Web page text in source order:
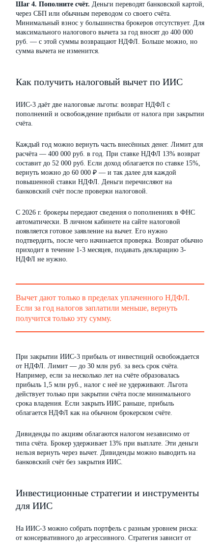
Шаг 4. Пополните счёт. Деньги переводят банковской картой,
через СБП или обычным переводом со своего счёта.
Минимальный взнос у большинства брокеров отсутствует. Для
максимального налогового вычета за год вносят до 400 000
руб. — с этой суммы возвращают НДФЛ. Больше можно, но
сумма вычета не изменится.
Как получить налоговый вычет по ИИС
ИИС-3 даёт две налоговые льготы: возврат НДФЛ с
пополнений и освобождение прибыли от налога при закрытии
счёта.
Каждый год можно вернуть часть внесённых денег. Лимит для
расчёта — 400 000 руб. в год. При ставке НДФЛ 13% возврат
составит до 52 000 руб. Если доход облагается по ставке 15%,
вернуть можно до 60 000 ₽ — и так далее для каждой
повышенной ставки НДФЛ. Деньги перечисляют на
банковский счёт после проверки налоговой.
С 2026 г. брокеры передают сведения о пополнениях в ФНС
автоматически. В личном кабинете на сайте налоговой
появляется готовое заявление на вычет. Его нужно
подтвердить, после чего начинается проверка. Возврат обычно
приходит в течение 1-3 месяцев, подавать декларацию 3-
НДФЛ не нужно.
Вычет дают только в пределах уплаченного НДФЛ.
Если за год налогов заплатили меньше, вернуть
получится только эту сумму.
При закрытии ИИС-3 прибыль от инвестиций освобождается
от НДФЛ. Лимит — до 30 млн руб. за весь срок счёта.
Например, если за несколько лет на счёте образовалась
прибыль 1,5 млн руб., налог с неё не удерживают. Льгота
действует только при закрытии счёта после минимального
срока владения. Если закрыть ИИС раньше, прибыль
облагается НДФЛ как на обычном брокерском счёте.
Дивиденды по акциям облагаются налогом независимо от
типа счёта. Брокер удерживает 13% при выплате. Эти деньги
нельзя вернуть через вычет. Дивиденды можно выводить на
банковский счёт без закрытия ИИС.
Инвестиционные стратегии и инструменты
для ИИС
На ИИС-3 можно собрать портфель с разным уровнем риска:
от консервативного до агрессивного. Стратегия зависит от